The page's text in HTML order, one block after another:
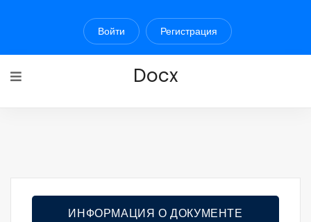
Войти Регистрация
Docx
ИНФОРМАЦИЯ О ДОКУМЕНТЕ